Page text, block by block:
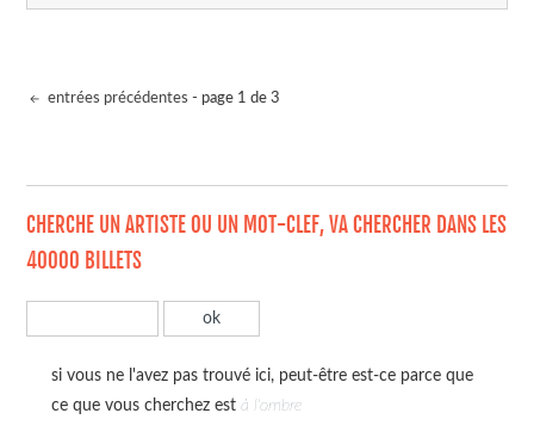
entrées précédentes - page 1 de 3
CHERCHE UN ARTISTE OU UN MOT-CLEF, VA CHERCHER DANS LES
40000 BILLETS
si vous ne l'avez pas trouvé ici, peut-être est-ce parce que
ce que vous cherchez est à l'ombre